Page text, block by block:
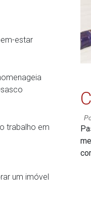
estar
trabalho em
um imóvel